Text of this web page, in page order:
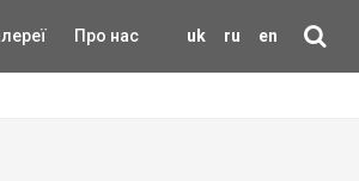
uk ru en
Про нас